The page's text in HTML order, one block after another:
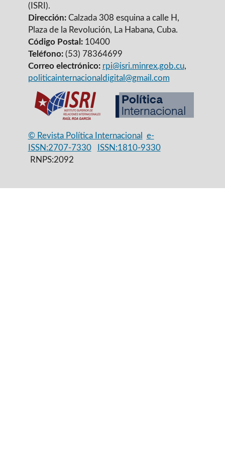
(ISRI).
Dirección:Calzada 308 esquina a calle H,
Plaza de la Revolución, La Habana, Cuba.
Código Postal:10400
Teléfono:(53) 78364699
Correo electrónico: rpi@isri.minrex.gob.cu,
politicainternacionaldigital@gmail.com
© Revista Política Internacional
e-
ISSN:2707-7330
ISSN:1810-9330
RNPS:2092